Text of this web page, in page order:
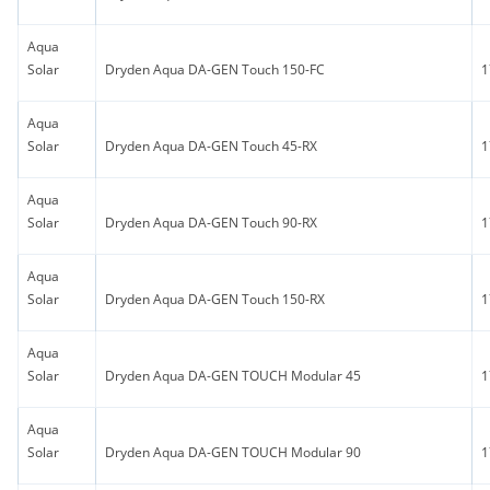
Aqua
Solar
Dryden Aqua DA-GEN Touch 150-FC
Aqua
Solar
Dryden Aqua DA-GEN Touch 45-RX
Aqua
Solar
Dryden Aqua DA-GEN Touch 90-RX
Aqua
Solar
Dryden Aqua DA-GEN Touch 150-RX
Aqua
Solar
Dryden Aqua DA-GEN TOUCH Modular 45
Aqua
Solar
Dryden Aqua DA-GEN TOUCH Modular 90